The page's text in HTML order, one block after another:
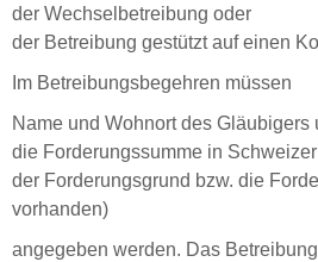
der Wechselbetreibung oder
der Betreibung gestützt auf einen
Im Betreibungsbegehren müssen
Name und Wohnort des Gläubigers
die Forderungssumme in
der Forderungsgrund bzw. die
vorhanden)
angegeben werden. Das